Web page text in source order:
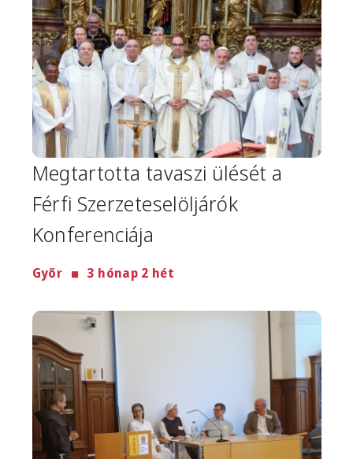
Megtartotta tavaszi ülését a
Férfi Szerzeteselöljárók
Konferenciája
Győr 3 hónap 2 hét
Image